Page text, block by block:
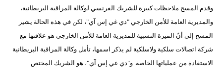
وقدم المسح ملاحظات كبيرة للشريك الفرنسي لوكالة المراقبة البريطانية،
والمديرية العامة للأمن الخارجي "دي غي إس آي"، لكن في هذه الحالة يشير
المسح إلى أنّ الميزة النسبية للمديرية العامة للأمن الخارجي هو علاقتها مع
شركة اتصالات سلكية ولاسلكية لم يذكر اسمها، تأمل وكالة المراقبة البريطانية
الاستفادة من عملياتها الخاصة. و"دي غي إس آي"، هو الشريك المختص